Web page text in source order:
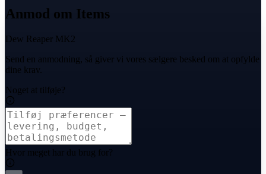
Anmod om Items
Dew Reaper MK2
Send en anmodning, så giver vi vores sælgere besked om at opfylde
dine krav.
Noget at tilføje?
Hvor meget har du brug for?